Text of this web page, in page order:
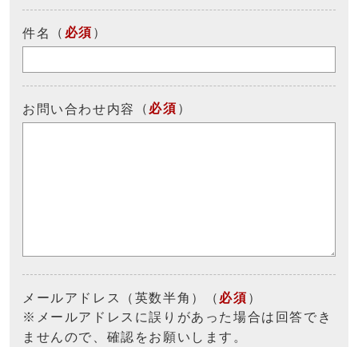
件名 （ 必須 ）
お問い合わせ内容 （ 必須 ）
メールアドレス（英数半角）（ 必須 ）
※メールアドレスに誤りがあった場合は回答でき
ませんので、確認をお願いします。